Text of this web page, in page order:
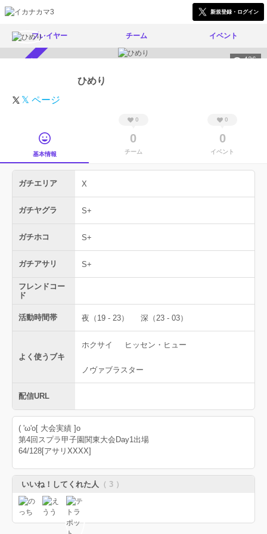
新規登録・ログイン
プレイヤー チーム イベント
426
ひめり
𝕏 ページ
基本情報
0
0
チーム
0
0
イベント
ガチエリア X
ガチヤグラ S+
ガチホコ S+
ガチアサリ S+
フレンドコー
ド
活動時間帯 夜（19 - 23） 深（23 - 03）
よく使うブキ
ホクサイ ヒッセン・ヒュー
ノヴァブラスター
配信URL
( 'ω'o[ 大会実績 ]o
第4回スプラ甲子園関東大会Day1出場
64/128[アサリXXXX]
いいね！してくれた人 （ 3 ）